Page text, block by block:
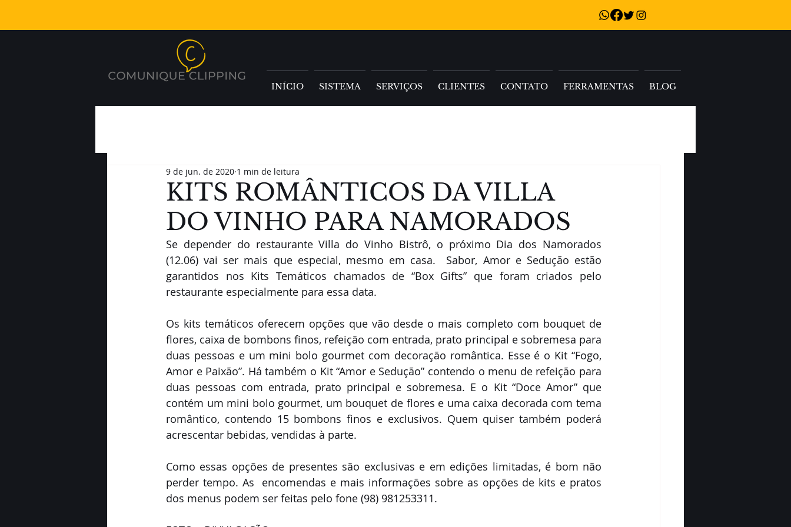
INÍCIO SISTEMA SERVIÇOS CLIENTES CONTATO FERRAMENTAS BLOG
KITS ROMÂNTICOS DA VILLA
DO VINHO PARA NAMORADOS
9 de jun. de 2020 1 min de leitura
Se depender do restaurante Villa do Vinho Bistrô, o próximo Dia dos Namorados
(12.06) vai ser mais que especial, mesmo em casa.  Sabor, Amor e Sedução estão
garantidos nos Kits Temáticos chamados de “Box Gifts” que foram criados pelo
restaurante especialmente para essa data.
Os kits temáticos oferecem opções que vão desde o mais completo com bouquet de
flores, caixa de bombons finos, refeição com entrada, prato principal e sobremesa para
duas pessoas e um mini bolo gourmet com decoração romântica. Esse é o Kit “Fogo,
Amor e Paixão”. Há também o Kit “Amor e Sedução” contendo o menu de refeição para
duas pessoas com entrada, prato principal e sobremesa. E o Kit “Doce Amor” que
contém um mini bolo gourmet, um bouquet de flores e uma caixa decorada com tema
romântico, contendo 15 bombons finos e exclusivos. Quem quiser também poderá
acrescentar bebidas, vendidas à parte.
Como essas opções de presentes são exclusivas e em edições limitadas, é bom não
perder tempo. As  encomendas e mais informações sobre as opções de kits e pratos
dos menus podem ser feitas pelo fone (98) 981253311.